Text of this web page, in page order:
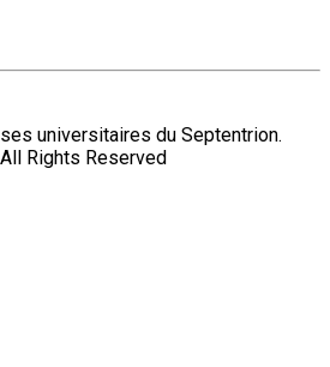
universitaires du Septentrion.
Rights Reserved